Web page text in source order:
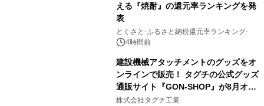
える『焼酎』の還元率ランキングを発
表
とくさと-ふるさと納税還元率ランキング-
4時間前
建設機械アタッチメントのグッズをオ
ンラインで販売！ タグチの公式グッズ
通販サイト『GON-SHOP』が8月オー
プン
株式会社タグチ工業